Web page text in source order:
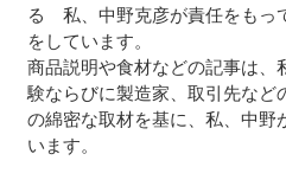
る 私、中野克彦が責任をもっ
をしています。
商品説明や食材などの記事は、
験ならびに製造家、取引先など
の綿密な取材を基に、私、中野
います。